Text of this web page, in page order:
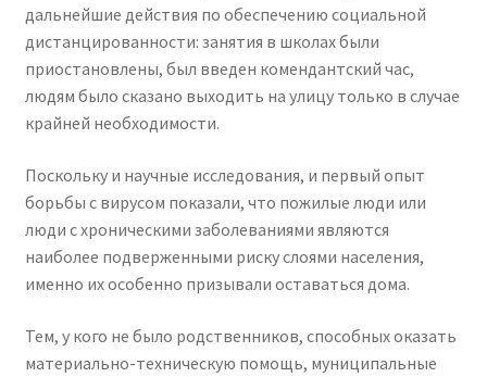
дальнейшие действия по обеспечению социальной
дистанцированности: занятия в школах были
приостановлены, был введен комендантский час,
людям было сказано выходить на улицу только в случае
крайней необходимости.
Поскольку и научные исследования, и первый опыт
борьбы с вирусом показали, что пожилые люди или
люди с хроническими заболеваниями являются
наиболее подверженными риску слоями населения,
именно их особенно призывали оставаться дома.
Тем, у кого не было родственников, способных оказать
материально-техническую помощь, муниципальные